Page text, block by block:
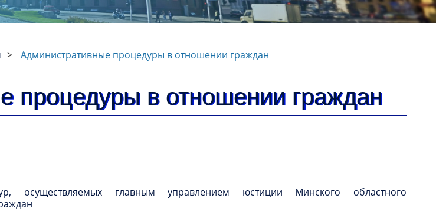
Административные процедуры в отношении граждан
процедуры в отношении граждан
осуществляемых главным управлением юстиции Минского областного